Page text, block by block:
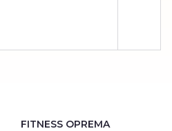
FITNESS OPREMA